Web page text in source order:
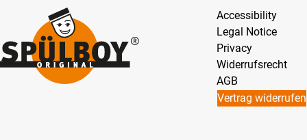
Accessibility
Legal Notice
Privacy
Widerrufsrecht
AGB
Vertrag widerrufen